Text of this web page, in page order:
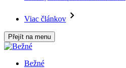
Viac článkov
Přejít na menu
Bežné